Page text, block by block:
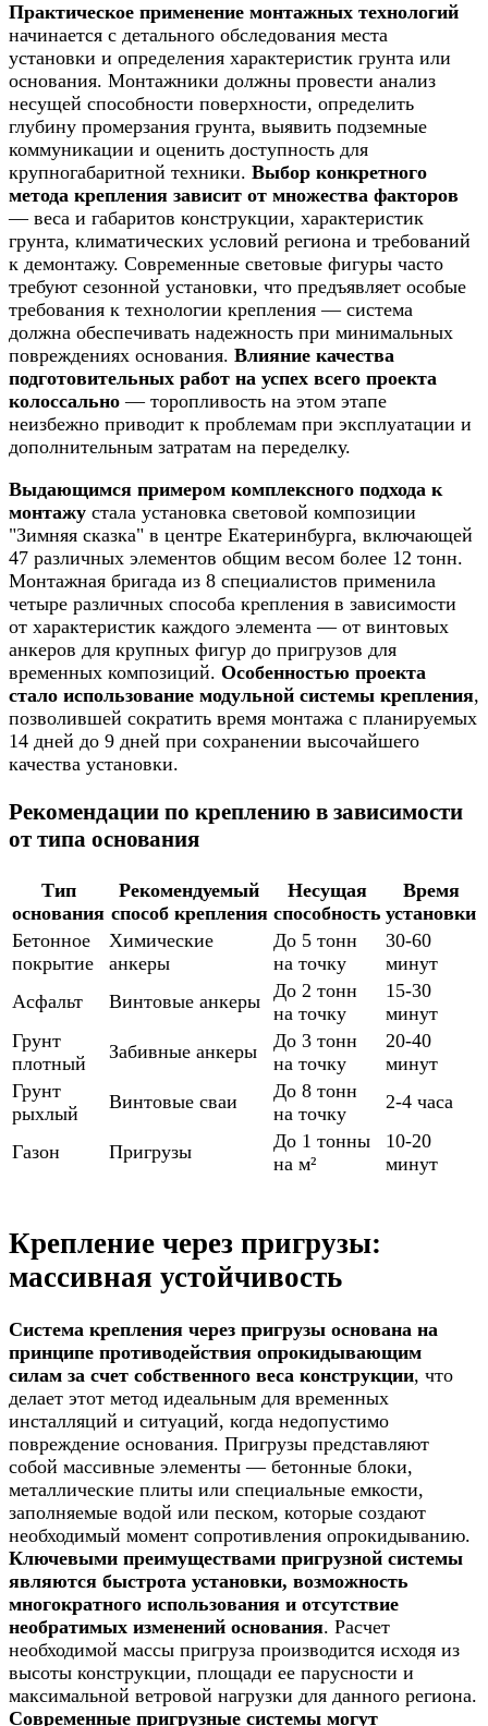
Практическое применение монтажных технологий
начинается с детального обследования места
установки и определения характеристик грунта или
основания. Монтажники должны провести анализ
несущей способности поверхности, определить
глубину промерзания грунта, выявить подземные
коммуникации и оценить доступность для
крупногабаритной техники. Выбор конкретного
метода крепления зависит от множества факторов
— веса и габаритов конструкции, характеристик
грунта, климатических условий региона и требований
к демонтажу. Современные световые фигуры часто
требуют сезонной установки, что предъявляет особые
требования к технологии крепления — система
должна обеспечивать надежность при минимальных
повреждениях основания. Влияние качества
подготовительных работ на успех всего проекта
колоссально — торопливость на этом этапе
неизбежно приводит к проблемам при эксплуатации и
дополнительным затратам на переделку.
Выдающимся примером комплексного подхода к
монтажу стала установка световой композиции
"Зимняя сказка" в центре Екатеринбурга, включающей
47 различных элементов общим весом более 12 тонн.
Монтажная бригада из 8 специалистов применила
четыре различных способа крепления в зависимости
от характеристик каждого элемента — от винтовых
анкеров для крупных фигур до пригрузов для
временных композиций. Особенностью проекта
стало использование модульной системы крепления,
позволившей сократить время монтажа с планируемых
14 дней до 9 дней при сохранении высочайшего
качества установки.
Рекомендации по креплению в зависимости
от типа основания
Тип
основания
Рекомендуемый
способ крепления
Несущая
способность
Время
установки
Бетонное
покрытие
Химические
анкеры
До 5 тонн
на точку
30-60
минут
Асфальт
Винтовые анкеры До 2 тонн
на точку
15-30
минут
Грунт
плотный
Забивные анкеры
До 3 тонн
на точку
20-40
минут
Грунт
рыхлый
Винтовые сваи
До 8 тонн
на точку
2-4 часа
Газон Пригрузы
До 1 тонны
на м²
10-20
минут
Крепление через пригрузы:
массивная устойчивость
Система крепления через пригрузы основана на
принципе противодействия опрокидывающим
силам за счет собственного веса конструкции, что
делает этот метод идеальным для временных
инсталляций и ситуаций, когда недопустимо
повреждение основания. Пригрузы представляют
собой массивные элементы — бетонные блоки,
металлические плиты или специальные емкости,
заполняемые водой или песком, которые создают
необходимый момент сопротивления опрокидыванию.
Ключевыми преимуществами пригрузной системы
являются быстрота установки, возможность
многократного использования и отсутствие
необратимых изменений основания. Расчет
необходимой массы пригруза производится исходя из
высоты конструкции, площади ее парусности и
максимальной ветровой нагрузки для данного региона.
Современные пригрузные системы могут